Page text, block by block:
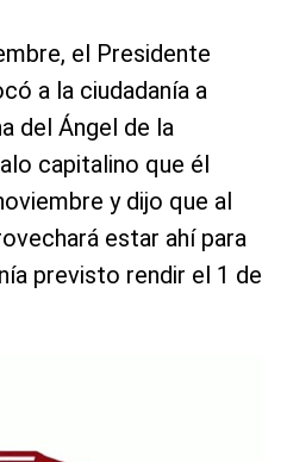
el Presidente
a la ciudadanía a
del Ángel de la
capitalino que él
y dijo que al
estar ahí para
previsto rendir el 1 de